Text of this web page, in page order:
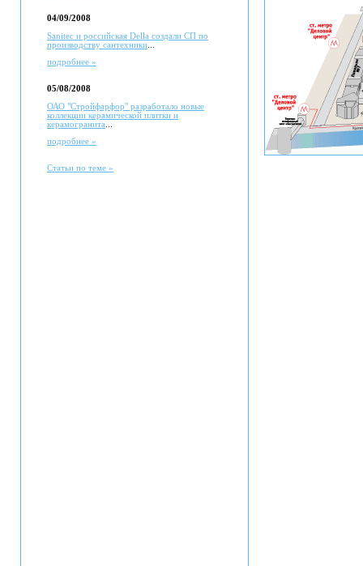
04/09/2008
Sanitec и российская Della создали СП по
производству сантехники
подробнее »
05/08/2008
ОАО "Стройфарфор" разработало новые
коллекции керамической плитки и
керамогранита
подробнее »
Статьи по теме »